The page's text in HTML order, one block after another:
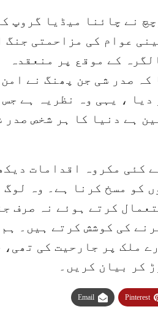
نے چائنا میڈیا گروپ
عوام کی مزاحمتی جنگ
عالمی جنگ کی فتح کی 80 ویں سالگرہ کے موقع پر منعقدہ
صدر شی جن پھنگ نے امن
، یہی وہ نظریہ ہے جس
ہے دنیا کا ہر شخص صدر
کئی مکروہ اقدامات
کو مسخ کرنا ہے۔ وہ لوگ
کرتے ہوئے نہ صرف
کی کوشش کرتے ہیں۔ ہم
ملک پر جارحیت کی تھی،
کر بیان کریں۔
Pinterest
Email